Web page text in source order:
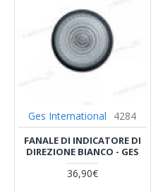
Ges International 4284
FANALE DI INDICATORE DI
DIREZIONE BIANCO - GES
36,90€